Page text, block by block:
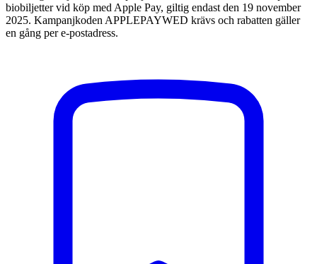
biobiljetter vid köp med Apple Pay, giltig endast den 19 november
2025. Kampanjkoden APPLEPAYWED krävs och rabatten gäller
en gång per e-postadress.